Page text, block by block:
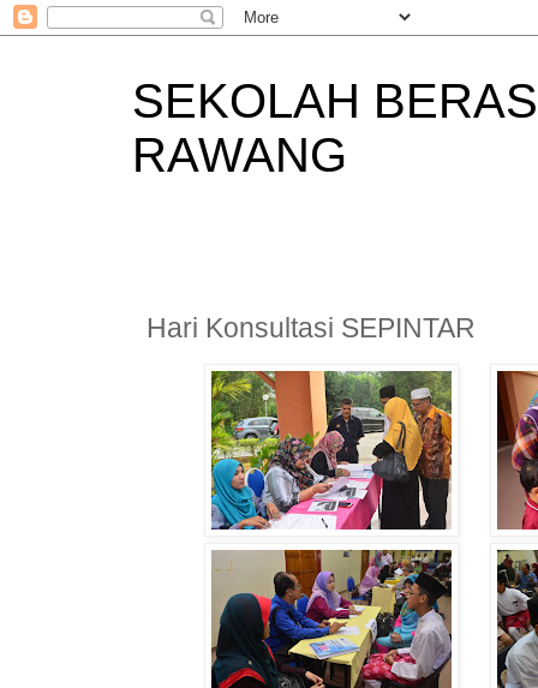
SEKOLAH
RAWANG
Hari Konsultasi SEPINTAR